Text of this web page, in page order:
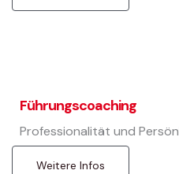
Führungscoaching
Professionalität und
Weitere Infos